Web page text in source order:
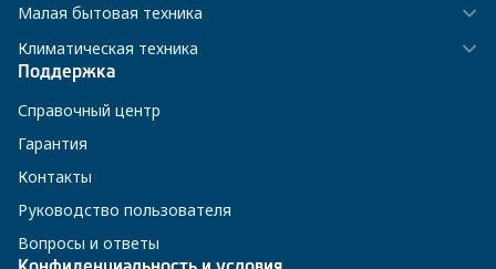
Малая бытовая техника
Климатическая техника
Поддержка
Справочный центр
Гарантия
Контакты
Руководство пользователя
Вопросы и ответы